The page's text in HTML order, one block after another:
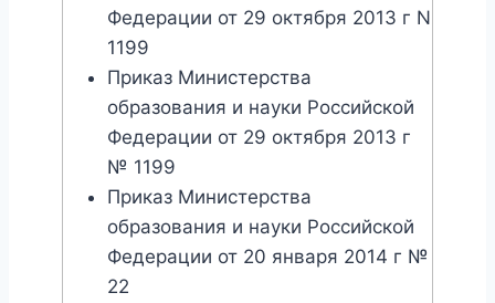
Федерации от 29 октября 2013 г N
1199
Приказ Министерства
образования и науки Российской
Федерации от 29 октября 2013 г
№ 1199
Приказ Министерства
образования и науки Российской
Федерации от 20 января 2014 г №
22